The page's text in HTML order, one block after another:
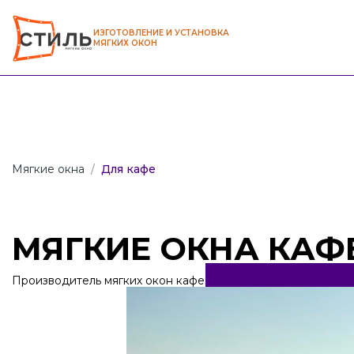
ИЗГОТОВЛЕНИЕ И УСТАНОВКА
МЯГКИХ ОКОН
Мягкие окна / Для кафе
Производитель мягких окон кафе от 1650 рублей за кв.
МЯГКИЕ ОКНА